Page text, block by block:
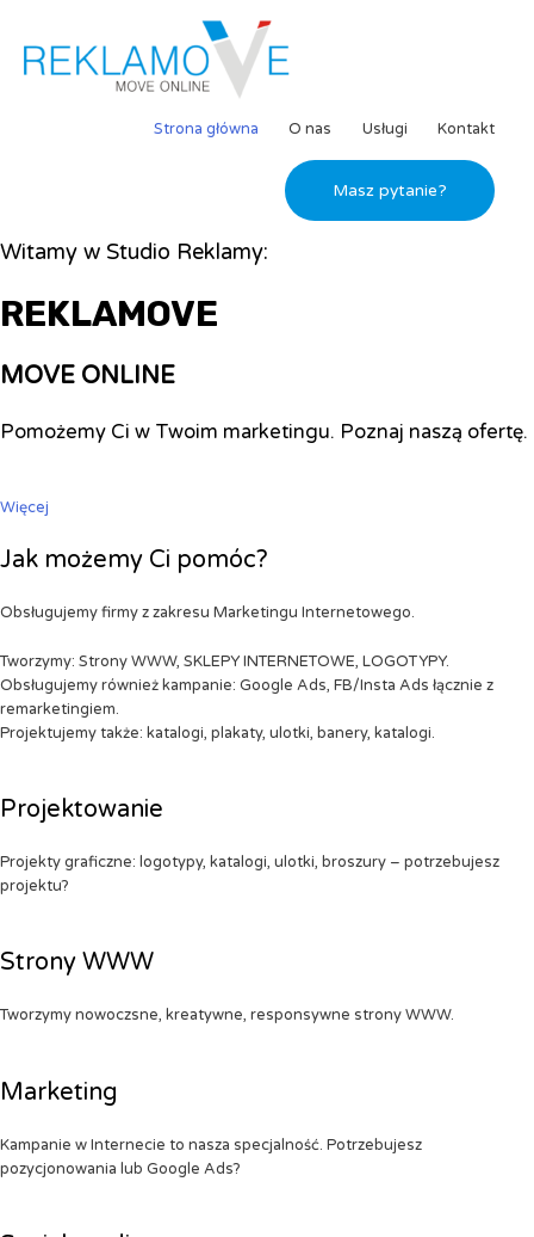
Strona główna O nas Usługi Kontakt
Masz pytanie?
Witamy w Studio Reklamy:
REKLAMOVE
MOVE ONLINE
Pomożemy Ci w Twoim marketingu. Poznaj naszą ofertę.
Więcej
Jak możemy Ci pomóc?
Obsługujemy firmy z zakresu Marketingu Internetowego.
Tworzymy: Strony WWW, SKLEPY INTERNETOWE, LOGOTYPY.
Obsługujemy również kampanie: Google Ads, FB/Insta Ads łącznie z
remarketingiem.
Projektujemy także: katalogi, plakaty, ulotki, banery, katalogi.
Projektowanie
Projekty graficzne: logotypy, katalogi, ulotki, broszury – potrzebujesz
projektu?
Strony WWW
Tworzymy nowoczsne, kreatywne, responsywne strony WWW.
Marketing
Kampanie w Internecie to nasza specjalność. Potrzebujesz
pozycjonowania lub Google Ads?